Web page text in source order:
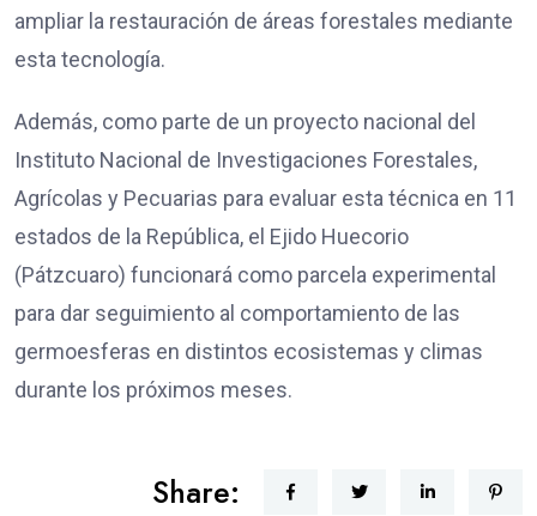
ampliar la restauración de áreas forestales mediante
esta tecnología.
Además, como parte de un proyecto nacional del
Instituto Nacional de Investigaciones Forestales,
Agrícolas y Pecuarias para evaluar esta técnica en 11
estados de la República, el Ejido Huecorio
(Pátzcuaro) funcionará como parcela experimental
para dar seguimiento al comportamiento de las
germoesferas en distintos ecosistemas y climas
durante los próximos meses.
Share: